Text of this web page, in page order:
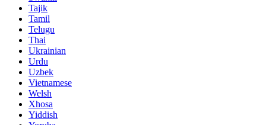
Tajik
Tamil
Telugu
Thai
Ukrainian
Urdu
Uzbek
Vietnamese
Welsh
Xhosa
Yiddish